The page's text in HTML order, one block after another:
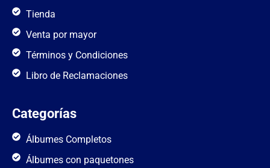
Tienda
Venta por mayor
Términos y Condiciones
Libro de Reclamaciones
Categorías
Álbumes Completos
Álbumes con paquetones